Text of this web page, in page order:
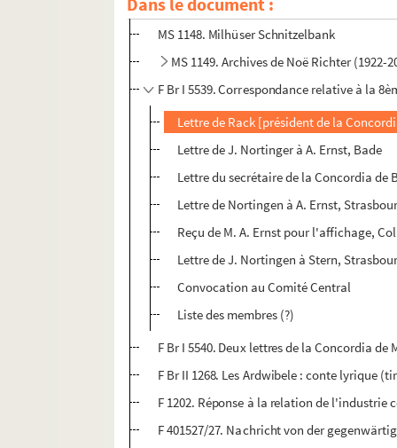
MS 1141-1147. Ida Schwartz : partitions
MS 1148. Milhüser Schnitzelbank
MS 1149. Archives de Noë Richter
F Br I 5539. Correspondance relative à la
Lettre de Rack [président de la
Lettre de J. Nortinger à A. Ernst, Bade
Lettre du secrétaire de la Concordia de
Lettre de Nortingen à A. Ernst,
Reçu de M. A. Ernst pour l'affichage,
Lettre de J. Nortingen à Stern,
Convocation au Comité Central
Liste des membres (?)
F Br I 5540. Deux lettres de la Concordia de
F Br II 1268. Les Ardwibele : conte lyrique
F 1202. Réponse à la relation de l'industrie
F 401527/27. Nachricht von der